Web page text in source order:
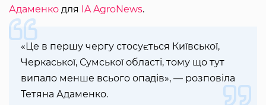
Адаменко для IA AgroNews.
«Це в першу чергу стосується Київської,
Черкаської, Сумської області, тому що тут
випало менше всього опадів», — розповіла
Тетяна Адаменко.